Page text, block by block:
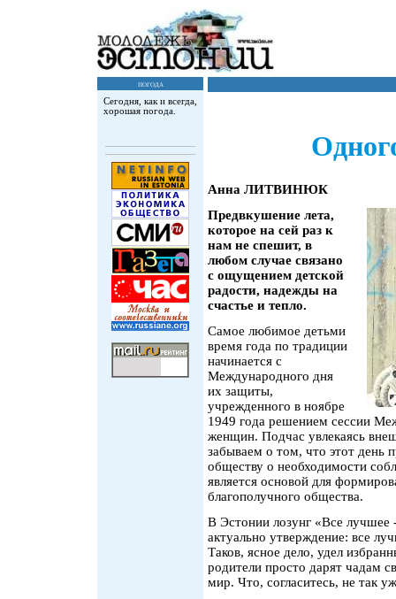
погода
Сегодня, как и всегда,
хорошая погода.
Анна ЛИТВИНЮК
Предвкушение лета,
которое на сей раз к
нам не спешит, в
любом случае связано
с ощущением детской
радости, надежды на
счастье и тепло.
Самое любимое детьми
время года по традиции
начинается с
Международного дня
их защиты,
учрежденного в ноябре
1949 года решением сессии
женщин. Подчас увлекаясь
забываем о том, что этот день
обществу о необходимости
является основой для
благополучного общества.
В Эстонии лозунг «Все лучшее
актуально утверждение: все
Таков, ясное дело, удел
родители просто дарят чадам
мир. Что, согласитесь, не так